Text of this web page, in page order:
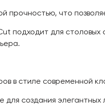
прочностью, что
подходит для столовых
в стиле современной
создания